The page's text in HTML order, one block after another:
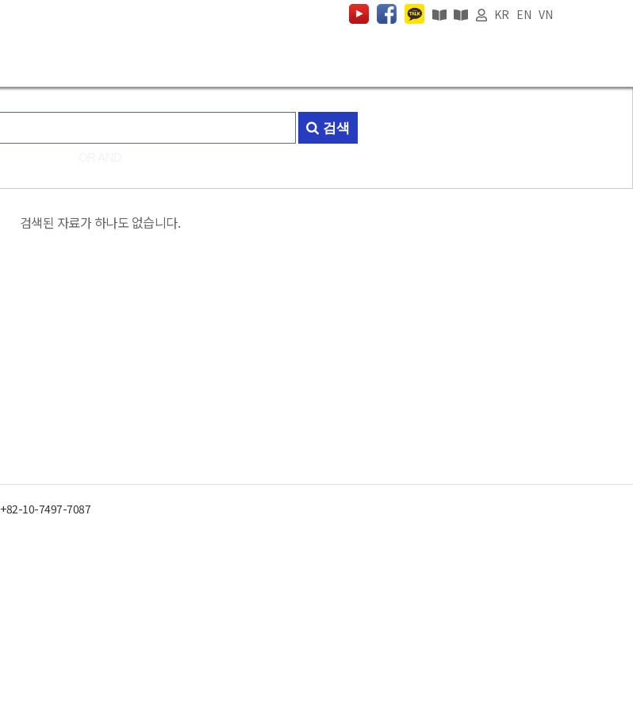
KR EN VN
검색
검색된 자료가 하나도 없습니다.
+82-10-7497-7087